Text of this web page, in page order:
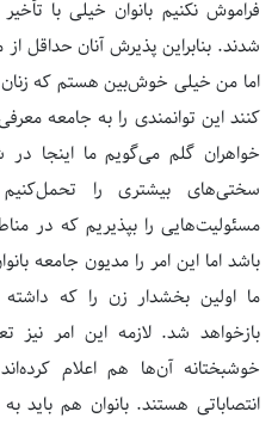
فراموش نکنیم بانوان خیلی با
شدند. بنابراین پذیرش آنان حداقل
اما من خیلی خوش‌بین هستم که زنان
کنند این توانمندی را به جامعه
خواهران گلم می‌گویم ما اینجا
سختی‌های بیشتری را
مسئولیت‌هایی را بپذیریم که در
باشد اما این امر را مدیون جامعه
ما اولین بخشدار زن را که داشته
بازخواهد شد. لازمه این امر
خوشبختانه آن‌ها هم اعلام
انتصاباتی هستند. بانوان هم باید